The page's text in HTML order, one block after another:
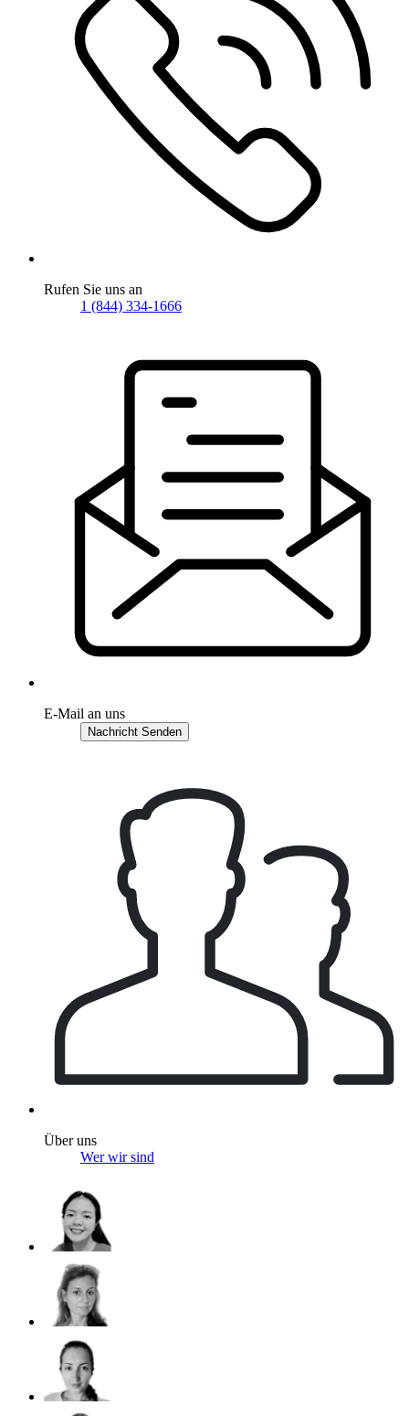
Rufen Sie uns an
1 (844) 334-1666
E-Mail an uns
Nachricht Senden
Über uns
Wer wir sind